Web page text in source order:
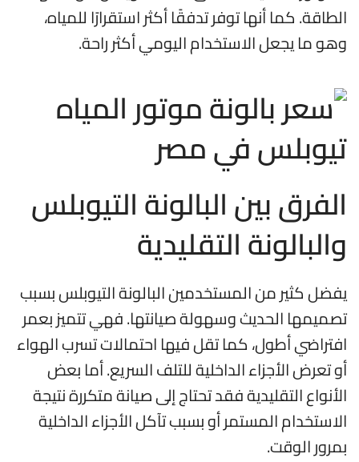
الطاقة. كما أنها توفر تدفقًا أكثر استقرارًا للمياه،
وهو ما يجعل الاستخدام اليومي أكثر راحة.
الفرق بين البالونة التيوبلس
والبالونة التقليدية
يفضل كثير من المستخدمين البالونة التيوبلس بسبب
تصميمها الحديث وسهولة صيانتها. فهي تتميز بعمر
افتراضي أطول، كما تقل فيها احتمالات تسرب الهواء
أو تعرض الأجزاء الداخلية للتلف السريع. أما بعض
الأنواع التقليدية فقد تحتاج إلى صيانة متكررة نتيجة
الاستخدام المستمر أو بسبب تآكل الأجزاء الداخلية
بمرور الوقت.